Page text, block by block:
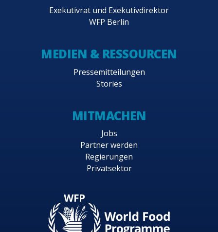
Exekutivrat und Exekutivdirektor
WFP Berlin
MEDIEN & RESSOURCEN
Pressemitteilungen
Stories
MITMACHEN
Jobs
Partner werden
Regierungen
Privatsektor